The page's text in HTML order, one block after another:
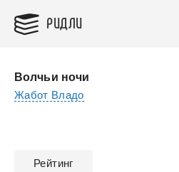
РИДЛИ
Волчьи ночи
Жабот Владо
Рейтинг